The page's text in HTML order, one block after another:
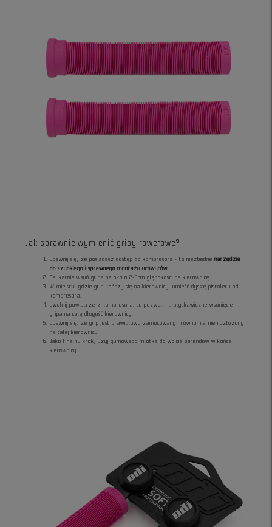
Jak sprawnie wymienić gripy rowerowe?
Upewnij się, że posiadasz dostęp do kompresora - to niezbędnenarzędzie
do szybkiego i sprawnego montażu uchwytów
Delikatnie wsuń gripa na około 2-3cm głębokości na kierownicę.
W miejscu, gdzie grip kończy się na kierownicy, umieść dyszę pistoletu od
kompresora.
Uwolnij powietrze z kompresora, co pozwoli na błyskawiczne wsunięcie
gripa na całą długość kierownicy.
Upewnij się, że grip jest prawidłowo zamocowany i równomiernie rozłożony
na całej kierownicy.
Jako finalny krok, użyj gumowego młotka do wbicia barendów w końce
kierownicy.